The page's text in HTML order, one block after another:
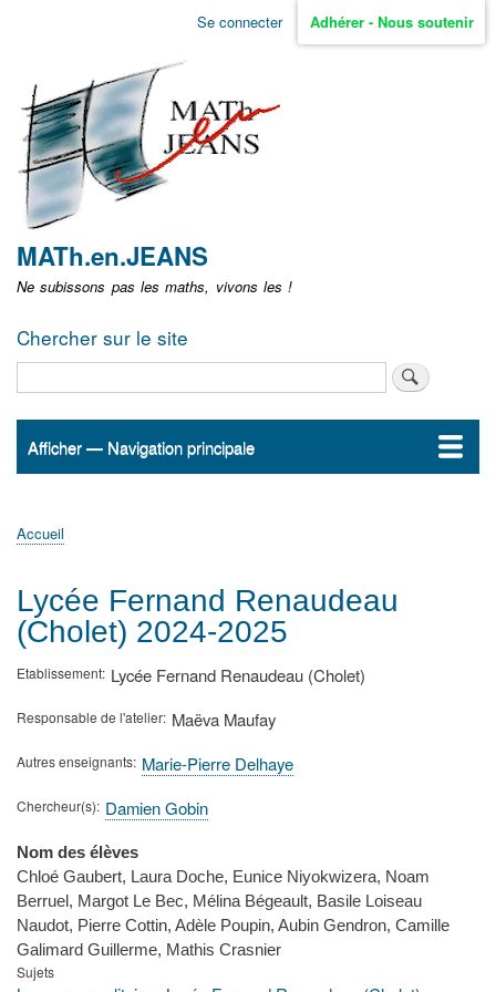
Aller
non
identifié
Se connecter Adhérer - Nous soutenir
MATh.en.JEANS
Ne subissons pas les maths, vivons les !
Chercher sur le site
Navigation
Afficher — Navigation principale
Accueil
ActualitésMATh.en.JEANS ?
Régions et Ateliers
Créer, gérer un atelier
Sujets/Publications
Congrès
d'Ariane
Accueil
Lycée Fernand Renaudeau
(Cholet) 2024-2025
Etablissement Lycée Fernand Renaudeau (Cholet)
Responsable de l'atelier Maëva Maufay
Autres enseignants Marie-Pierre Delhaye
Chercheur(s) Damien Gobin
Nom des élèves
Chloé Gaubert, Laura Doche, Eunice Niyokwizera, Noam
Berruel, Margot Le Bec, Mélina Bégeault, Basile Loiseau
Naudot, Pierre Cottin, Adèle Poupin, Aubin Gendron, Camille
Galimard Guillerme, Mathis Crasnier
Sujets